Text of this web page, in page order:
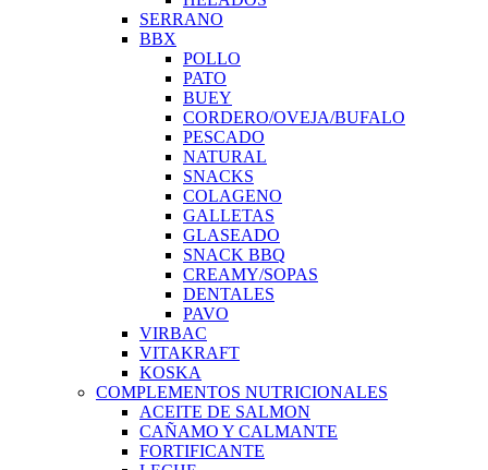
SERRANO
BBX
POLLO
PATO
BUEY
CORDERO/OVEJA/BUFALO
PESCADO
NATURAL
SNACKS
COLAGENO
GALLETAS
GLASEADO
SNACK BBQ
CREAMY/SOPAS
DENTALES
PAVO
VIRBAC
VITAKRAFT
KOSKA
COMPLEMENTOS NUTRICIONALES
ACEITE DE SALMON
CAÑAMO Y CALMANTE
FORTIFICANTE